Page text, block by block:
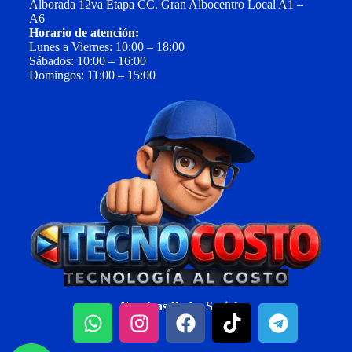
Alborada 12va Etapa CC. Gran Albocentro Local A1 –
A6
Horario de atención:
Lunes a Viernes: 10:00 – 18:00
Sábados: 10:00 – 16:00
Domingos: 11:00 – 15:00
Nuestras Redes Sociales: